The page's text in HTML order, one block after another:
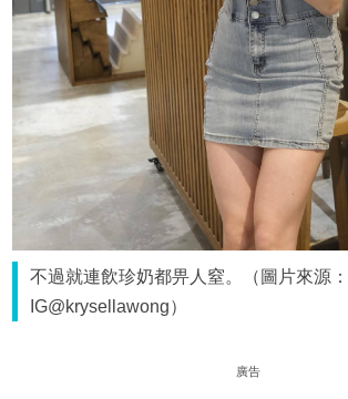
不過就連飲珍奶都畀人窒。（圖片來源：
IG@krysellawong）
廣告